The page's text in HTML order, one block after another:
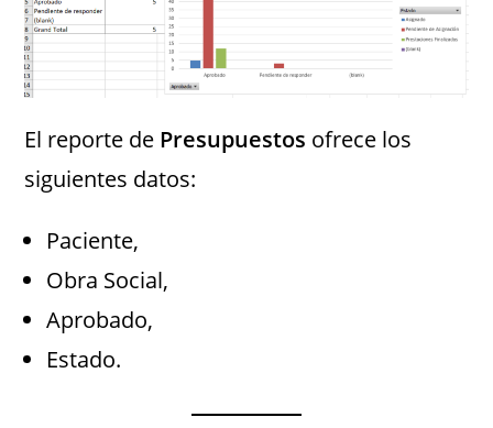
El reporte de Presupuestos ofrece los
siguientes datos:
Paciente,
Obra Social,
Aprobado,
Estado.